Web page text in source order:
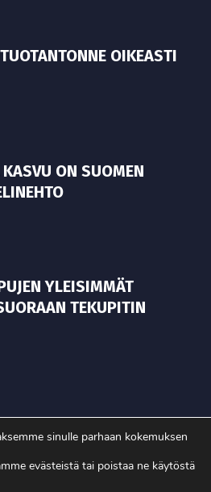
OIKEASTI
ON SUOMEN
YLEISIMMÄT
TEKUPITIN
sinulle parhaan kokemuksen
evästeistä tai poistaa ne käytöstä